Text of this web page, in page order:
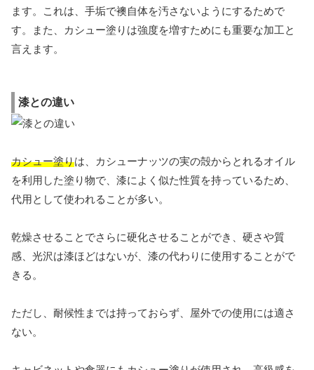
ます。これは、手垢で襖自体を汚さないようにするためで
す。また、カシュー塗りは強度を増すためにも重要な加工と
言えます。
漆との違い
カシュー塗りは、カシューナッツの実の殻からとれるオイル
を利用した塗り物で、漆によく似た性質を持っているため、
代用として使われることが多い。
乾燥させることでさらに硬化させることができ、硬さや質
感、光沢は漆ほどはないが、漆の代わりに使用することがで
きる。
ただし、耐候性までは持っておらず、屋外での使用には適さ
ない。